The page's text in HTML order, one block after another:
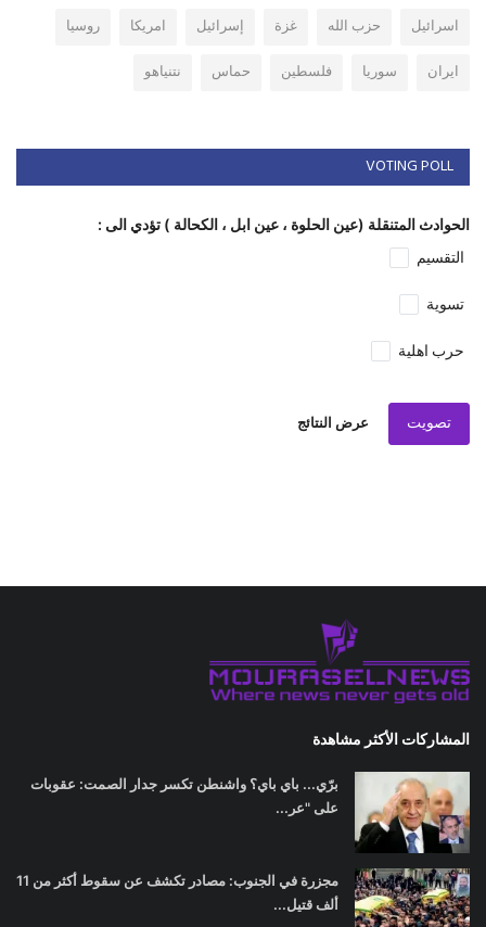
اسرائيل
حزب الله غزة إسرائيل امريكا
روسيا
ايران
سوريا فلسطين حماس نتنياهو
VOTING POLL
الحوادث المتنقلة (عين الحلوة ، عين ابل ، الكحالة ) تؤدي الى :
التقسيم
تسوية
حرب اهلية
تصويت عرض النتائج
المشاركات الأكثر مشاهدة
برّي... باي باي؟ واشنطن تكسر جدار الصمت: عقوبات
على "عر...
مجزرة في الجنوب: مصادر تكشف عن سقوط أكثر من 11
ألف قتيل...